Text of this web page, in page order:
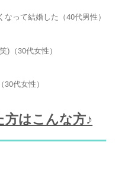
って結婚した（40代男性）
（30代女性）
代女性）
はこんな方♪